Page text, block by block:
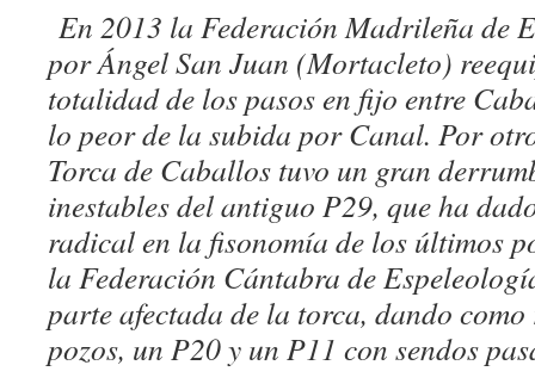
En 2013 la Federación Madrileña de
por Ángel San Juan (Mortacleto)
totalidad de los pasos en fijo entre
lo peor de la subida por Canal. Por
Torca de Caballos tuvo un gran
inestables del antiguo P29, que ha
radical en la fisonomía de los últimos
la Federación Cántabra de
parte afectada de la torca, dando
pozos, un P20 y un P11 con sendos